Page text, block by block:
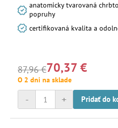
anatomicky tvarovaná
popruhy
certifikovaná kvalita a
87,96 €70,37 €
O 2 dni na sklade
+
- Pridať do